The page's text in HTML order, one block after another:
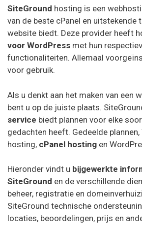
SiteGround hosting is een
van de beste cPanel en uitstekende
website biedt. Deze provider heeft
voor WordPress met hun
functionaliteiten. Allemaal
voor gebruik.
Als u denkt aan het maken van een
bent u op de juiste plaats.
service biedt plannen voor elke
gedachten heeft. Gedeelde
hosting, cPanel hosting en
Hieronder vindt u bijgewerkte
SiteGround en de verschillende
beheer, registratie en
SiteGround technische
locaties, beoordelingen, prijs en